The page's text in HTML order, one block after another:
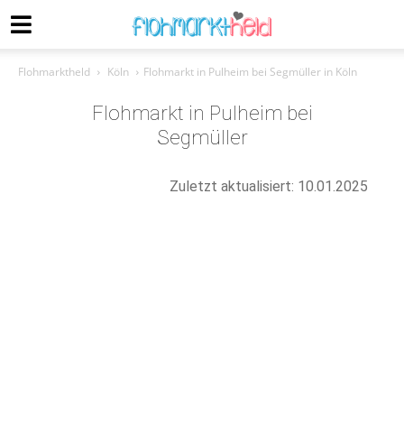
Flohmarktheld Köln Flohmarkt in Pulheim bei Segmüller in Köln
Flohmarkt in Pulheim bei
Segmüller
Zuletzt aktualisiert: 10.01.2025